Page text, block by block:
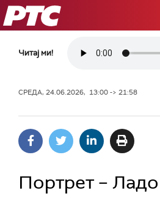
РТС
Читај ми!
СРЕДА, 24.06.2026, 13:00 -> 21:58
Портрет –